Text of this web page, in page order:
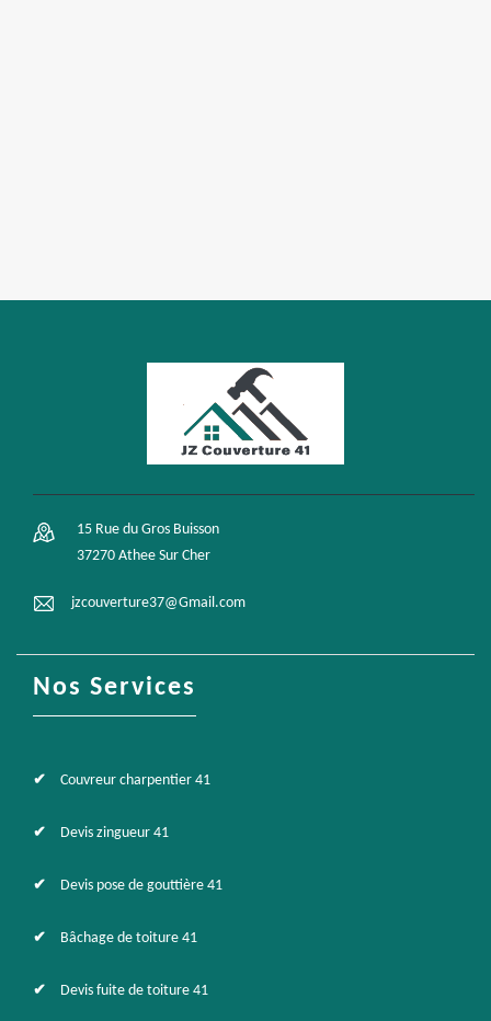
15 Rue du Gros Buisson
37270 Athee Sur Cher
jzcouverture37@Gmail.com
Nos Services
Couvreur charpentier 41
Devis zingueur 41
Devis pose de gouttière 41
Bâchage de toiture 41
Devis fuite de toiture 41